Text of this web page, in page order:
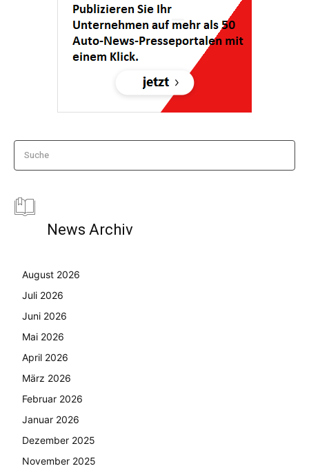
Suche
News Archiv
August 2026
Juli 2026
Juni 2026
Mai 2026
April 2026
März 2026
Februar 2026
Januar 2026
Dezember 2025
November 2025